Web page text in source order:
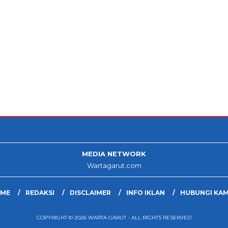
MEDIA NETWORK
Wartagarut.com
REDAKSI DISCLAIMER INFO IKLAN HUBUNGI
COPYRIGHT © 2026 WARTA GARUT - ALL RIGHTS RESERVED